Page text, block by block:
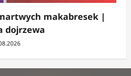
martwych makabresek |
dojrzewa